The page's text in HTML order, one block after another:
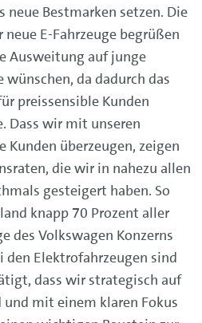
Bestmarken setzen. Die
E-Fahrzeuge begrüßen
Ausweitung auf junge
wünschen, da dadurch das
preissensible Kunden
Dass wir mit unseren
Kunden überzeugen, zeigen
die wir in nahezu allen
gesteigert haben. So
knapp 70 Prozent aller
des Volkswagen Konzerns
den Elektrofahrzeugen sind
dass wir strategisch auf
mit einem klaren Fokus